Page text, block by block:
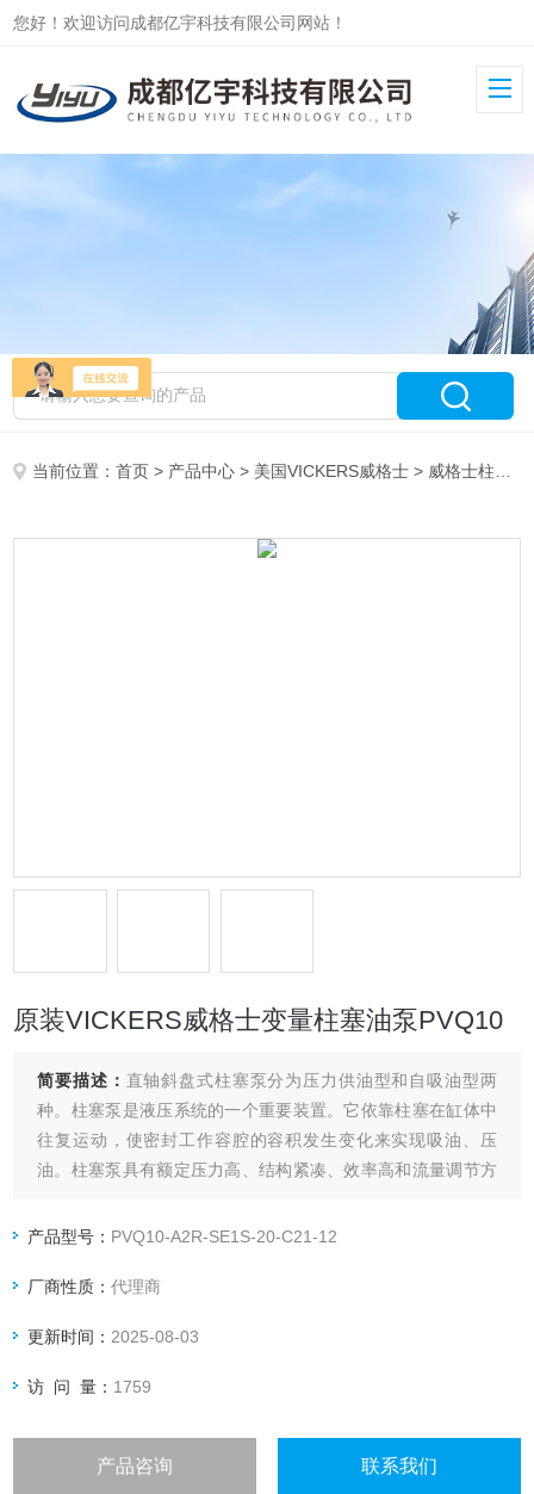
您好！欢迎访问成都亿宇科技有限公司网站！
当前位置：首页 > 产品中心 > 美国VICKERS威格士 > 威格士柱塞泵PVM/PVQ
原装VICKERS威格士变量柱塞油泵PVQ10
简要描述： 直轴斜盘式柱塞泵分为压力供油型和自吸油型两
种。柱塞泵是液压系统的一个重要装置。它依靠柱塞在缸体中
往复运动，使密封工作容腔的容积发生变化来实现吸油、压
油。柱塞泵具有额定压力高、结构紧凑、效率高和流量调节方
PVQ10。
产品型号： PVQ10-A2R-SE1S-20-C21-12
厂商性质：代理商
更新时间： 2025-08-03
访 问 量： 1759
产品咨询 联系我们